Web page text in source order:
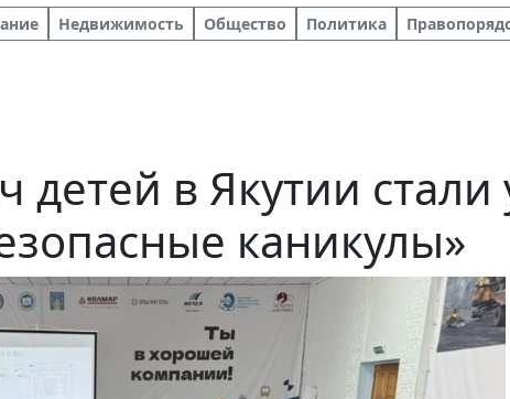
Недвижимость Общество Политика
детей в Якутии
каникулы»